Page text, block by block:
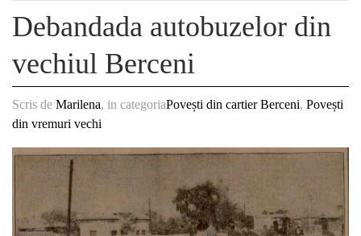
Debandada autobuzelor din
vechiul Berceni
Scris de Marilena, in categoriaPovești din cartier Berceni, Povești
din vremuri vechi